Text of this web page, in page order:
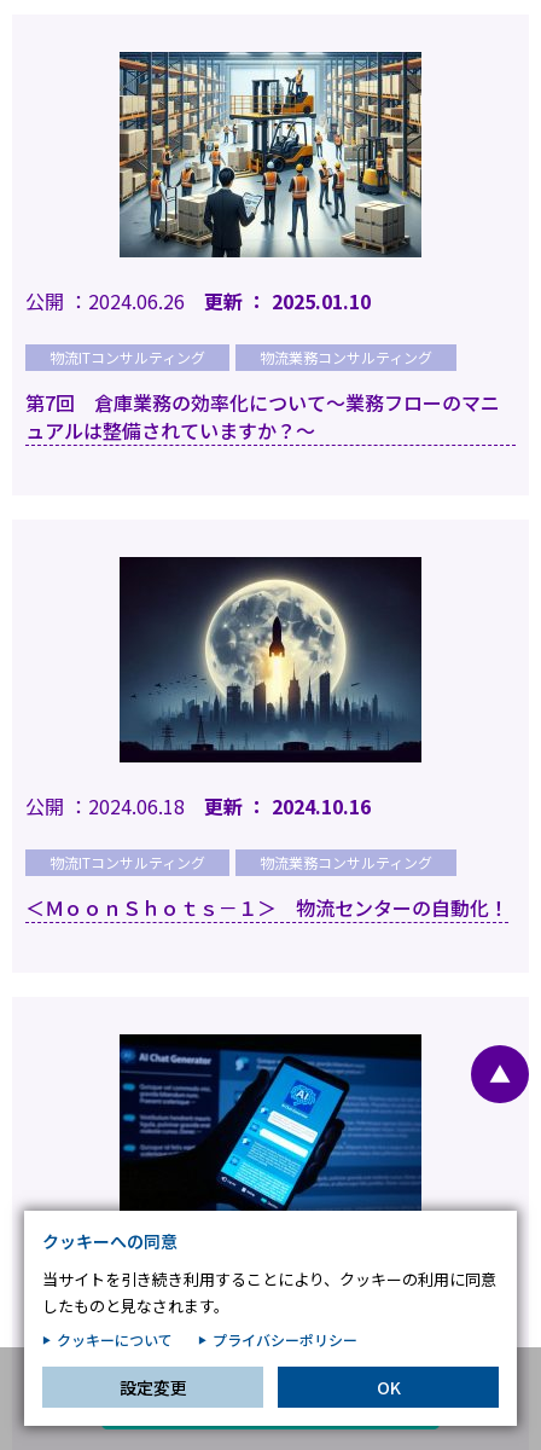
公開 ：2024.06.26 更新 ： 2025.01.10
物流ITコンサルティング 物流業務コンサルティング
第7回 倉庫業務の効率化について～業務フローのマニ
ュアルは整備されていますか？～
公開 ：2024.06.18 更新 ： 2024.10.16
物流ITコンサルティング 物流業務コンサルティング
＜ＭｏｏｎＳｈｏｔｓ－１＞ 物流センターの自動化！
公開 ：2024.05.22更新 ： 2024.06.12
物流ITコンサルティング 物流業務コンサルティング
第14回 EC物流における課題を救うAIの活用
▲
クッキーへの同意
当サイトを引き続き利用することにより、クッキーの利用に同意
したものと見なされます。
クッキーについて プライバシーポリシー
設定変更 OK
Cookie の確認と管理
プライバシー情報
プライバシー情報
による設定、デバイス情報などです。これらの情報はサイトを正常に機能さ
せる目的を中心に使われます。個人を直接特定できる情報が保存されること
は通常ありませんが、Web サイトのパーソナライズに使われることはあり
ます。鈴与シンワートではプライバシーの権利を尊重しており、一部の
Cookie については有効化を拒否できるよう配慮しています。各カテゴリを
クリックすることで、それらの Cookie に関する詳細を確認し、当サイトに
おけるデフォルト設定を変更できます。ただし、一部の Cookie を無効化し
た場合、サイトの利用やサービスの利用に影響が出る可能性があります。詳
不可欠な Cookie
この設定で保存する